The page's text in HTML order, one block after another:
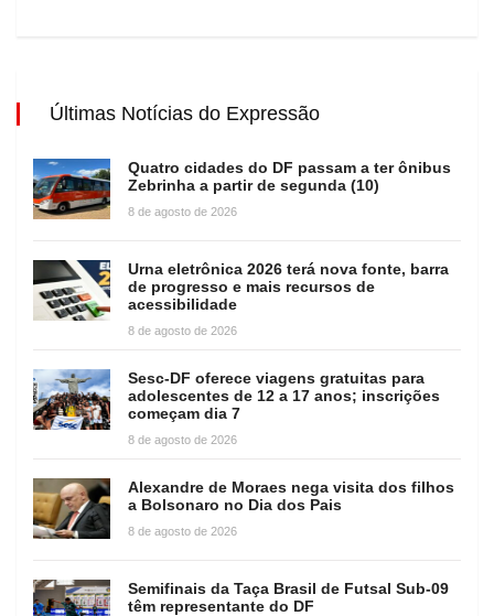
Últimas Notícias do Expressão
Quatro cidades do DF passam a ter ônibus
Zebrinha a partir de segunda (10)
8 de agosto de 2026
Urna eletrônica 2026 terá nova fonte, barra
de progresso e mais recursos de
acessibilidade
8 de agosto de 2026
Sesc-DF oferece viagens gratuitas para
adolescentes de 12 a 17 anos; inscrições
começam dia 7
8 de agosto de 2026
Alexandre de Moraes nega visita dos filhos
a Bolsonaro no Dia dos Pais
8 de agosto de 2026
Semifinais da Taça Brasil de Futsal Sub-09
têm representante do DF